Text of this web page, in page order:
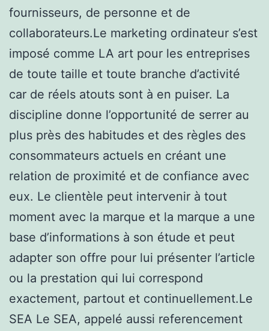
fournisseurs, de personne et de
collaborateurs.Le marketing ordinateur s’est
imposé comme LA art pour les entreprises
de toute taille et toute branche d’activité
car de réels atouts sont à en puiser. La
discipline donne l’opportunité de serrer au
plus près des habitudes et des règles des
consommateurs actuels en créant une
relation de proximité et de confiance avec
eux. Le clientèle peut intervenir à tout
moment avec la marque et la marque a une
base d’informations à son étude et peut
adapter son offre pour lui présenter l’article
ou la prestation qui lui correspond
exactement, partout et continuellement.Le
SEA Le SEA, appelé aussi referencement